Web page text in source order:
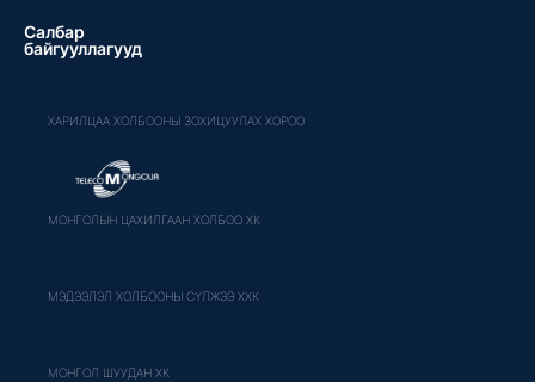
Салбар
байгууллагууд
ХАРИЛЦАА ХОЛБООНЫ ЗОХИЦУУЛАХ ХОРОО
МОНГОЛЫН ЦАХИЛГААН ХОЛБОО ХК
МЭДЭЭЛЭЛ ХОЛБООНЫ СҮЛЖЭЭ ХХК
МОНГОЛ ШУУДАН ХК